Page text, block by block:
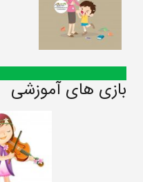
بازی های آموزشی